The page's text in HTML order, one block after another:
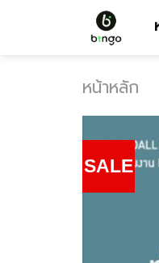
หน้าหลัก
SALE